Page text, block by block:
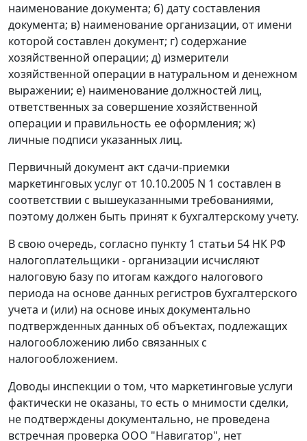
наименование документа; б) дату составления
документа; в) наименование организации, от имени
которой составлен документ; г) содержание
хозяйственной операции; д) измерители
хозяйственной операции в натуральном и денежном
выражении; е) наименование должностей лиц,
ответственных за совершение хозяйственной
операции и правильность ее оформления; ж)
личные подписи указанных лиц.
Первичный документ акт сдачи-приемки
маркетинговых услуг от 10.10.2005 N 1 составлен в
соответствии с вышеуказанными требованиями,
поэтому должен быть принят к бухгалтерскому учету.
В свою очередь, согласно пункту 1 статьи 54 НК РФ
налогоплательщики - организации исчисляют
налоговую базу по итогам каждого налогового
периода на основе данных регистров бухгалтерского
учета и (или) на основе иных документально
подтвержденных данных об объектах, подлежащих
налогообложению либо связанных с
налогообложением.
Доводы инспекции о том, что маркетинговые услуги
фактически не оказаны, то есть о мнимости сделки,
не подтверждены документально, не проведена
встречная проверка ООО "Навигатор", нет